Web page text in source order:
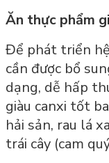
Ăn thực phẩm
Để phát triển
cần được bổ
dạng, dễ hấp
giàu canxi tốt
hải sản, rau lá
trái cây (cam